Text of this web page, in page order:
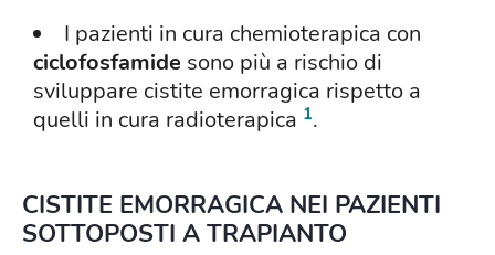
I pazienti in cura chemioterapica con
ciclofosfamide sono più a rischio di
sviluppare cistite emorragica rispetto a
quelli in cura radioterapica 1.
CISTITE EMORRAGICA NEI PAZIENTI
SOTTOPOSTI A TRAPIANTO